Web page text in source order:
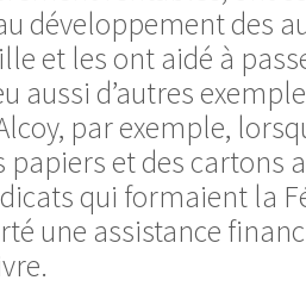
développement des
et les ont aidé à
aussi d’autres
par exemple,
papiers et des cartons
qui formaient la
une assistance